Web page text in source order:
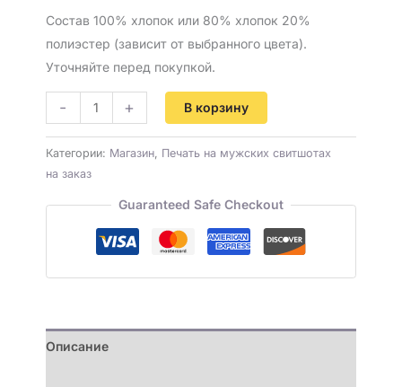
Состав 100% хлопок или 80% хлопок 20%
полиэстер (зависит от выбранного цвета).
Уточняйте перед покупкой.
- + В корзину
Категории: Магазин, Печать на мужских свитшотах
на заказ
Guaranteed Safe Checkout
Описание